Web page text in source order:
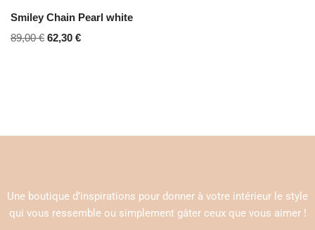
Smiley Chain Pearl white
89,00€ 62,30 €
Une boutique d’inspirations pour donner à votre intérieur le style
qui vous ressemble ou simplement gâter ceux que vous aimer !